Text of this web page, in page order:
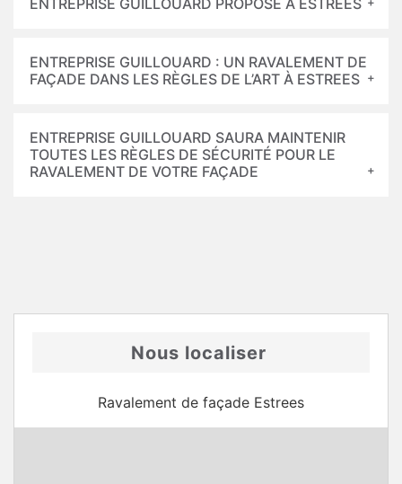
ENTREPRISE GUILLOUARD PROPOSE À ESTREES
ENTREPRISE GUILLOUARD : UN RAVALEMENT DE
FAÇADE DANS LES RÈGLES DE L’ART À ESTREES
ENTREPRISE GUILLOUARD SAURA MAINTENIR
TOUTES LES RÈGLES DE SÉCURITÉ POUR LE
RAVALEMENT DE VOTRE FAÇADE
Nous localiser
Ravalement de façade Estrees